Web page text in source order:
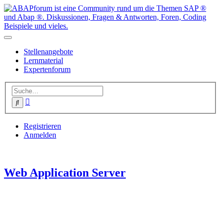
Stellenangebote
Lernmaterial
Expertenforum
Suche
Registrieren
Anmelden
Web Application Server